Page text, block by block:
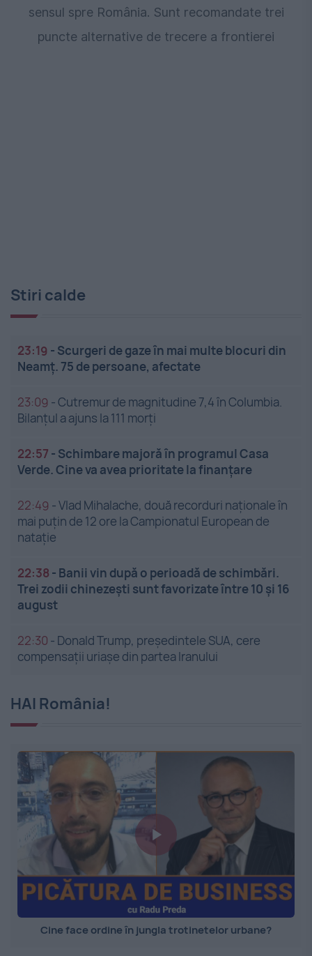
sensul spre România. Sunt recomandate trei
puncte alternative de trecere a frontierei
Stiri calde
23:19 - Scurgeri de gaze în mai multe blocuri din
Neamț. 75 de persoane, afectate
23:09 -Cutremur de magnitudine 7,4 în Columbia.
Bilanțul a ajuns la 111 morți
22:57 - Schimbare majoră în programul Casa
Verde. Cine va avea prioritate la finanțare
22:49 -Vlad Mihalache, două recorduri naționale în
mai puțin de 12 ore la Campionatul European de
nataţie
22:38 - Banii vin după o perioadă de schimbări.
Trei zodii chinezești sunt favorizate între 10 și 16
august
22:30 - Donald Trump, președintele SUA, cere
compensații uriașe din partea Iranului
HAI România!
Cine face ordine în jungla trotinetelor urbane?